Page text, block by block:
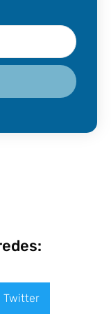
Twitter